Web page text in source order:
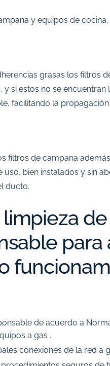
y equipos de
grasas los filtros
si estos no se
facilitando la
filtros de campana
bien instalados y sin
ducto.
para
de acuerdo a
a gas .
conexiones de la red a